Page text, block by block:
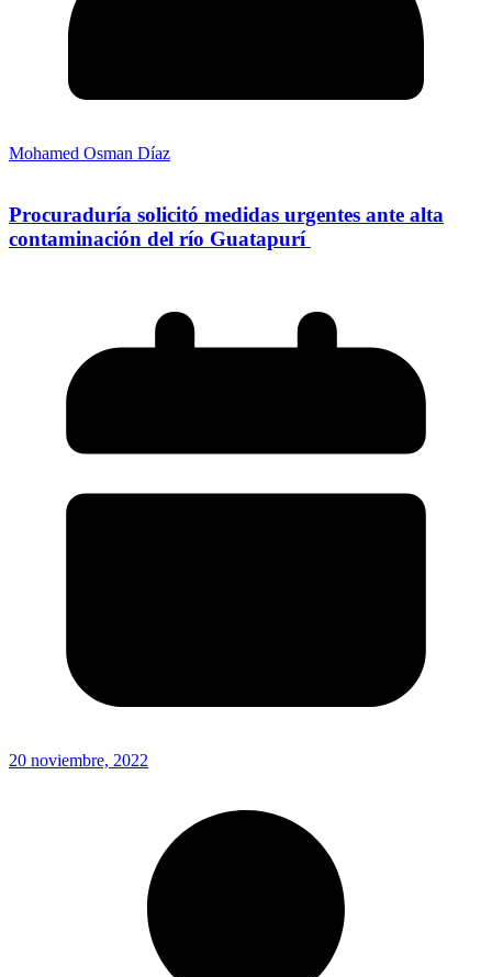
Mohamed Osman Díaz
Procuraduría solicitó medidas urgentes ante alta
contaminación del río Guatapurí
20 noviembre, 2022